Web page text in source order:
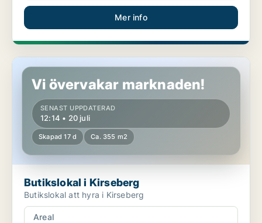
Mer info
Butikslokal i Kirseberg
Vi övervakar marknaden!
SENAST UPPDATERAD
12:14 • 20 juli
Skapad 17 d Ca. 355 m2
Butikslokal i Kirseberg
Butikslokal att hyra i Kirseberg
Areal